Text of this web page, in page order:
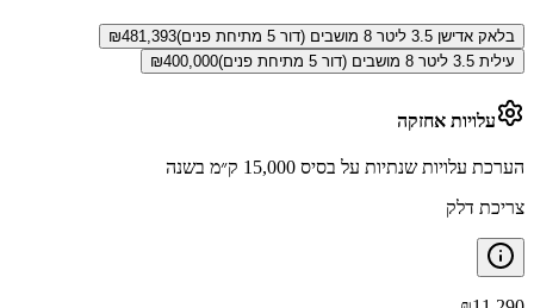
בלאק אדישן 3.5 ליטר 8 מושבים (דור 5 מתיחת פנים) ₪481,393
עילית 3.5 ליטר 8 מושבים (דור 5 מתיחת פנים)
₪400,000
עלויות אחזקה
הערכת עלויות שנתיות על בסיס 15,000 ק״מ בשנה
צריכת דלק